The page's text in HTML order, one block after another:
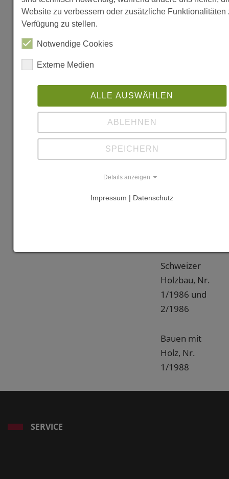
Literatur
Herzog,
Michael Volz,
internationale
durchgesehener
Schweizer
Holzbau, Nr.
1/1986 und
2/1986
Bauen mit
Holz, Nr.
1/1988
SERVICE
Website zu verbessern oder zusätzliche Funktionalitäten
Verfügung zu stellen.
Notwendige Cookies
Externe Medien
ALLE AUSWÄHLEN
ABLEHNEN
SPEICHERN
Details anzeigen
Impressum | Datenschutz